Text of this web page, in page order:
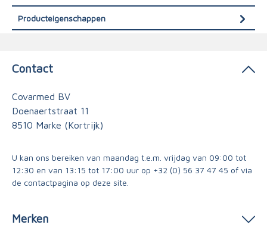
Producteigenschappen
Contact
Covarmed BV
Doenaertstraat 11
8510 Marke (Kortrijk)
U kan ons bereiken van maandag t.e.m. vrijdag van 09:00 tot
12:30 en van 13:15 tot 17:00 uur op +32 (0) 56 37 47 45 of via
de contactpagina op deze site.
Merken